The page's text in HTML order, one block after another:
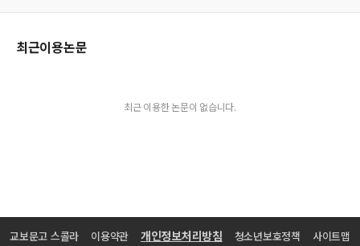
최근이용논문
최근 이용한 논문이 없습니다.
교보문고 스콜라 이용약관 개인정보처리방침 청소년보호정책 사이트맵